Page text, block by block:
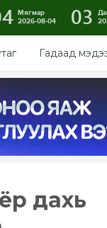
Мягмар
2026-08-04
03
Гадаад
дахь